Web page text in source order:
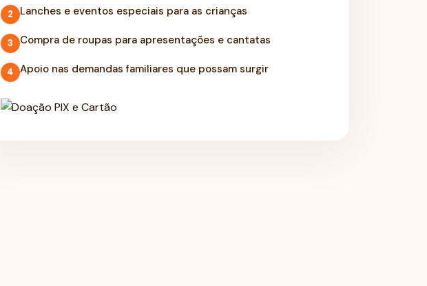
2 Lanches e eventos especiais para as crianças
3 Compra de roupas para apresentações e cantatas
4 Apoio nas demandas familiares que possam surgir